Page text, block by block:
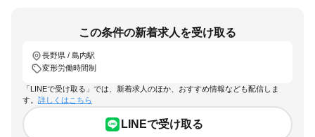
この条件の新着求人を受け取る
長野県 / 島内駅
変形労働時間制
「LINEで受け取る」では、新着求人のほか、おすすめ情報なども配信しま
す。 詳しくはこちら
LINEで受け取る